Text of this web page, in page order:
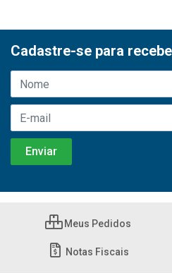
Cadastre-se para
Meus Pedidos
Notas Fiscais